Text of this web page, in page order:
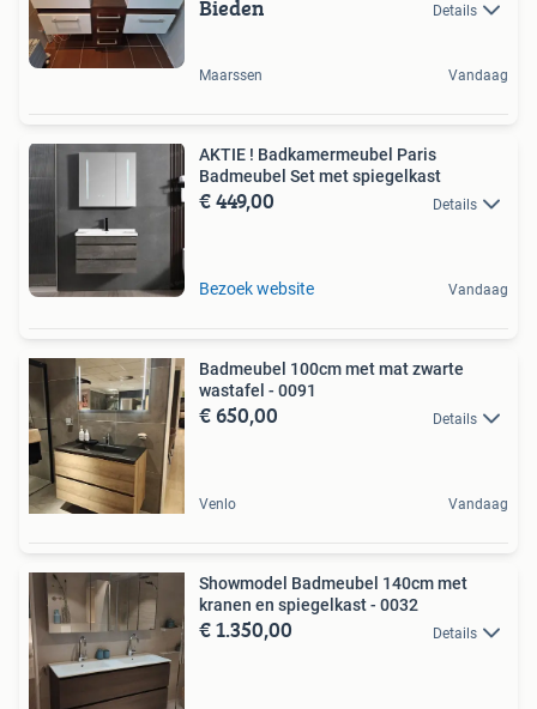
Bieden Details
Maarssen Vandaag
AKTIE ! Badkamermeubel Paris
Badmeubel Set met spiegelkast
€ 449,00 Details
Bezoek website Vandaag
Badmeubel 100cm met mat zwarte
wastafel - 0091
€ 650,00 Details
Venlo Vandaag
Showmodel Badmeubel 140cm met
kranen en spiegelkast - 0032
€ 1.350,00 Details